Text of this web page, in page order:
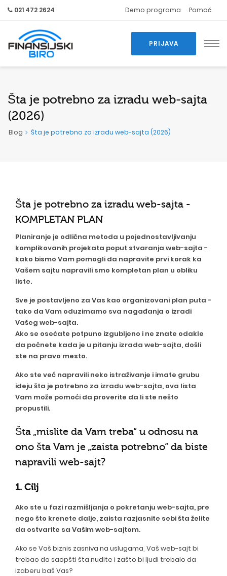
021 472 2624 Demo programa Pomoć
PRIJAVA
Šta je potrebno za izradu web-sajta
(2026)
Blog Šta je potrebno za izradu web-sajta (2026)
Šta je potrebno za izradu web-sajta -
KOMPLETAN PLAN
Planiranje je odlična metoda u pojednostavljivanju
komplikovanih projekata poput stvaranja web-sajta -
kako bismo Vam pomogli da napravite prvi korak ka
Vašem sajtu napravili smo kompletan plan u obliku
liste.
Sve je postavljeno za Vas kao organizovani plan puta -
tako da Vam oduzimamo sva nagađanja o izradi
Vašeg web-sajta.
Ako se osećate potpuno izgubljeno i ne znate odakle
da počnete kada je u pitanju izrada web-sajta, došli
ste na pravo mesto.
Ako ste već napravili neko istraživanje i imate grubu
ideju šta je potrebno za izradu web-sajta, ova lista
Vam može pomoći da proverite da li ste nešto
propustili.
Šta „mislite da Vam treba“ u odnosu na
ono šta Vam je „zaista potrebno“ da biste
napravili web-sajt?
1. Cilj
Ako ste u fazi razmišljanja o pokretanju web-sajta, pre
nego što krenete dalje, zaista razjasnite sebi šta želite
da ostvarite sa Vašim web-sajtom.
Ako se Vaš biznis zasniva na uslugama, Vaš web-sajt bi
trebao da saopšti šta nudite i zašto bi ljudi trebalo da
izaberu baš Vas?